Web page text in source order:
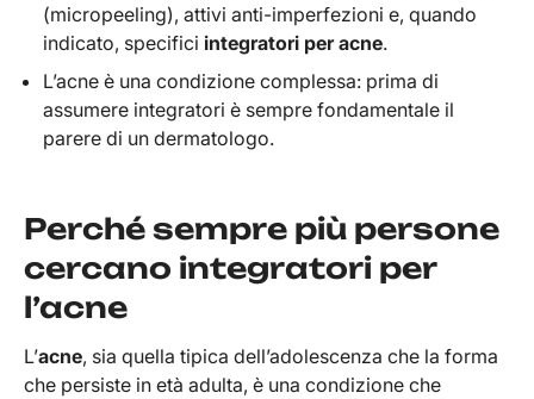
(micropeeling), attivi anti-imperfezioni e, quando
indicato, specifici integratori per acne.
L’acne è una condizione complessa: prima di
assumere integratori è sempre fondamentale il
parere di un dermatologo.
Perché sempre più persone
cercano integratori per
l’acne
L’acne, sia quella tipica dell’adolescenza che la forma
che persiste in età adulta, è una condizione che